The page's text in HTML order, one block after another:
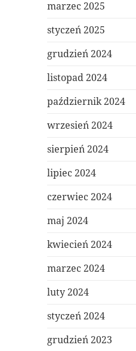
marzec 2025
styczeń 2025
grudzień 2024
listopad 2024
październik 2024
wrzesień 2024
sierpień 2024
lipiec 2024
czerwiec 2024
maj 2024
kwiecień 2024
marzec 2024
luty 2024
styczeń 2024
grudzień 2023